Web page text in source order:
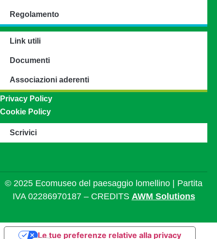
Regolamento
Link utili
Documenti
Associazioni aderenti
Privacy Policy
Cookie Policy
Scrivici
© 2025 Ecomuseo del paesaggio lomellino | Partita
IVA 02286970187 – CREDITS AWM Solutions
Le tue preferenze relative alla privacy